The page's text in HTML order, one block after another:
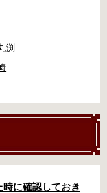
渕
に確認しておき